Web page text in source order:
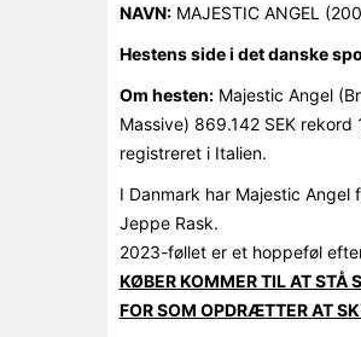
NAVN:MAJESTIC ANGEL
Hestens side i det danske
Om hesten:Majestic Angel
Massive) 869.142 SEK rekord
registreret i Italien.
I Danmark har Majestic
Jeppe Rask.
2023-føllet er et hoppeføl
KØBER KOMMER TIL AT STÅ
FOR SOM OPDRÆTTER AT